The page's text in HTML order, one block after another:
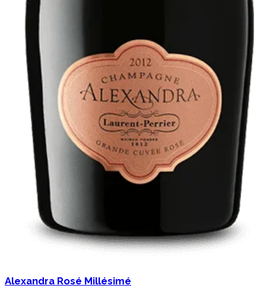
Alexandra Rosé Millésimé